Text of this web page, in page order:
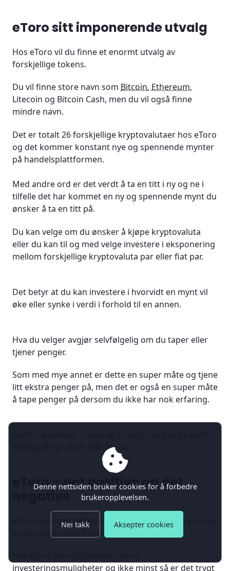
eToro sitt imponerende utvalg
Hos eToro vil du finne et enormt utvalg av
forskjellige tokens.
Du vil finne store navn som Bitcoin, Ethereum,
Litecoin og Bitcoin Cash, men du vil også finne
mindre navn.
Det er totalt 26 forskjellige kryptovalutaer hos eToro
og det kommer konstant nye og spennende mynter
på handelsplattformen.
Med andre ord er det verdt å ta en titt i ny og ne i
tilfelle det har kommet en ny og spennende mynt du
ønsker å ta en titt på.
Du kan velge om du ønsker å kjøpe kryptovaluta
eller du kan til og med velge investere i eksponering
mellom forskjellige kryptovaluta par eller fiat par.
Det betyr at du kan investere i hvorvidt en mynt vil
øke eller synke i verdi i forhold til en annen.
Hva du velger avgjør selvfølgelig om du taper eller
tjener penger.
Som med mye annet er dette en super måte og tjene
litt ekstra penger på, men det er også en super måte
å tape penger på dersom du ikke har nok erfaring.
eventyret før du er klar for det.
eToro – det positive og det
eToro har kommet en lang vei siden 2007 og er i dag
en av verden beste handelsplattformer.
investeringsmuligheter og ikke minst så er det trygt
Denne nettsiden bruker cookies for å forbedre
brukeropplevelsen.
Nei takk Aksepter cookies